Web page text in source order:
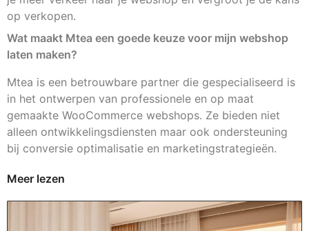
op verkopen.
Wat maakt Mtea een goede keuze voor mijn webshop
laten maken?
Mtea is een betrouwbare partner die gespecialiseerd is
in het ontwerpen van professionele en op maat
gemaakte WooCommerce webshops. Ze bieden niet
alleen ontwikkelingsdiensten maar ook ondersteuning
bij conversie optimalisatie en marketingstrategieën.
Meer lezen